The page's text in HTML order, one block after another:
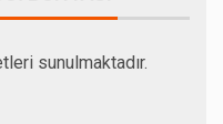
sunulmaktadır.